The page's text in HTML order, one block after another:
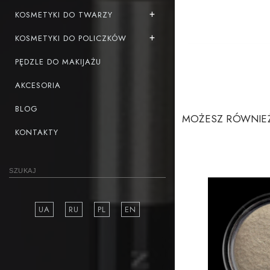
KOSMETYKI DO TWARZY
KOSMETYKI DO POLICZKÓW
PĘDZLE DO MAKIJAŻU
AKCESORIA
BLOG
KONTAKTY
UA RU PL EN
MOŻESZ